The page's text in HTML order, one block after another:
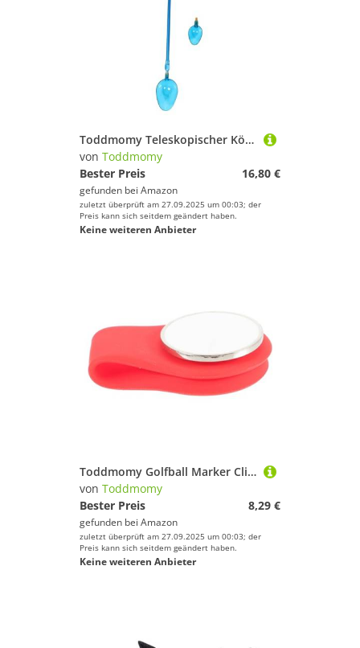
Toddmomy Teleskopischer Köderwurflöffel mit Ausziehbarer Angelrute Kompakter Robuster Aluminium-löffel für Karpfenangeln Präzises Auswerfen Tragbares Angelzubehör für Süßwasser
von Toddmomy
Bester Preis
16,80 €
gefunden bei Amazon
zuletzt überprüft am 27.09.2025 um 00:03; der
Preis kann sich seitdem geändert haben.
Keine weiteren Anbieter
Toddmomy Golfball Marker Clip Magnetisch Tragbarer Golfs Hat Clip aus Metall und Silikon Leichter Golfballmarker für Mützen und Gürtel Zubehör für Golfer Geschenkidee Zufällige Farbe
von Toddmomy
Bester Preis
8,29 €
gefunden bei Amazon
zuletzt überprüft am 27.09.2025 um 00:03; der
Preis kann sich seitdem geändert haben.
Keine weiteren Anbieter